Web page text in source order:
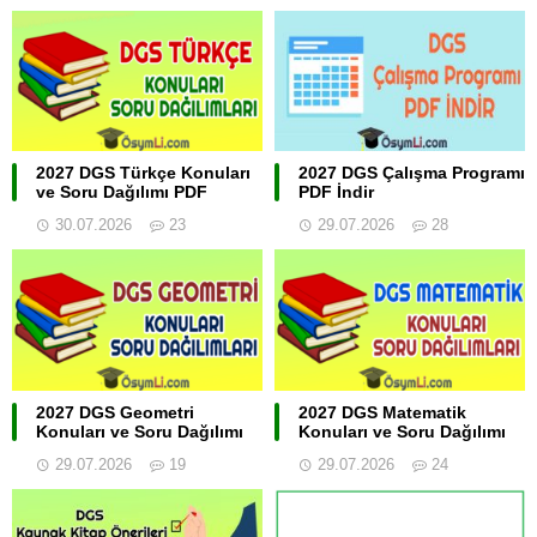
2027 DGS Türkçe Konuları
ve Soru Dağılımı PDF
30.07.2026 23
2027 DGS Çalışma Programı
PDF İndir
29.07.2026 28
2027 DGS Geometri
Konuları ve Soru Dağılımı
29.07.2026 19
2027 DGS Matematik
Konuları ve Soru Dağılımı
29.07.2026 24